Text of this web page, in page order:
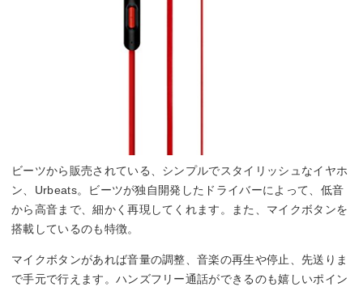
ビーツから販売されている、シンプルでスタイリッシュなイヤホ
ン、Urbeats。ビーツが独自開発したドライバーによって、低音
から高音まで、細かく再現してくれます。また、マイクボタンを
搭載しているのも特徴。
マイクボタンがあれば音量の調整、音楽の再生や停止、先送りま
で手元で行えます。ハンズフリー通話ができるのも嬉しいポイン